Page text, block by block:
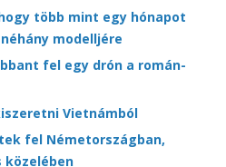
több mint egy hónapot
modelljére
fel egy drón a román-
Vietnámból
fel Németországban,
közelében